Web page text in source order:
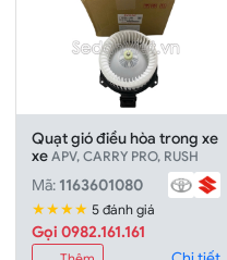
Quạt gió điều hòa trong xe
xeAPV, CARRY PRO, RUSH
Mã: 1163601080
★★★★ 5 đánh giá
Gọi 0982.161.161